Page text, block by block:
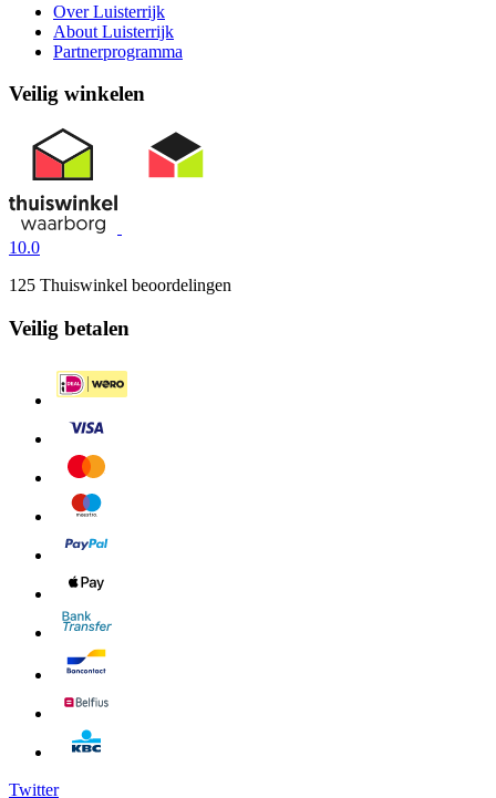
Over Luisterrijk
About Luisterrijk
Partnerprogramma
Veilig winkelen
10.0
125 Thuiswinkel beoordelingen
Veilig betalen
Twitter